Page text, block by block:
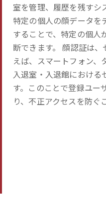
室を管理、履歴を残すシ
特定の個人の顔データを
することで、特定の個人
断できます。 顔認証は
えば、スマートフォン、
入退室・入退館における
す。このことで登録ユー
り、不正アクセスを防ぐ